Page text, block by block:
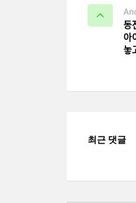
최근 댓글